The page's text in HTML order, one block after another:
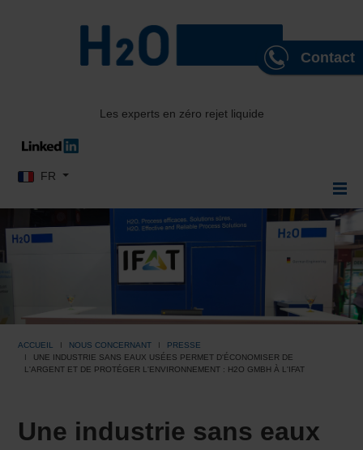
Contact
Les experts en zéro rejet liquide
Sélectionnez votre langue
FR
ACCUEIL NOUS CONCERNANT
PRESSE
UNE INDUSTRIE SANS EAUX USÉES PERMET D'ÉCONOMISER DE
L'ARGENT ET DE PROTÉGER L'ENVIRONNEMENT : H2O GMBH À L'IFAT
Une industrie sans eaux